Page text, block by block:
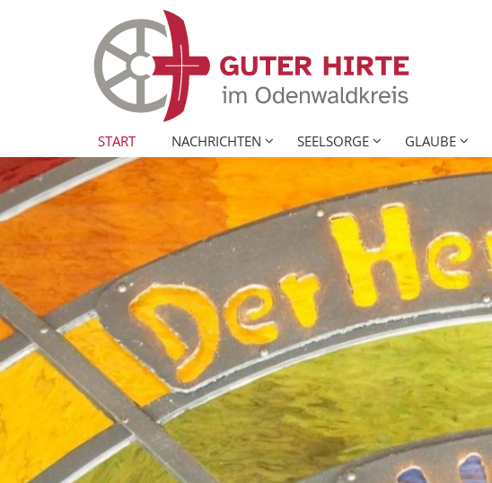
START NACHRICHTEN SEELSORGE GLAUBE